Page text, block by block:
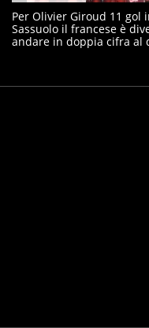
Per Olivier Giroud 11 gol
Sassuolo il francese è
andare in doppia cifra al